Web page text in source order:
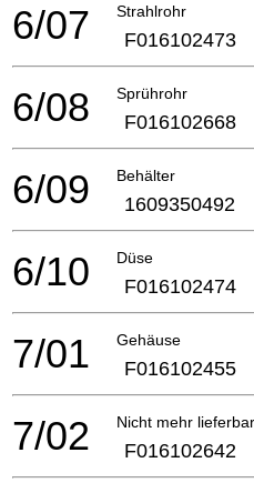
Strahlrohr
6/07 F016102473
Sprührohr
6/08 F016102668
Behälter
6/09 1609350492
Düse
6/10 F016102474
Gehäuse
7/01 F016102455
Nicht mehr
7/02 F016102642